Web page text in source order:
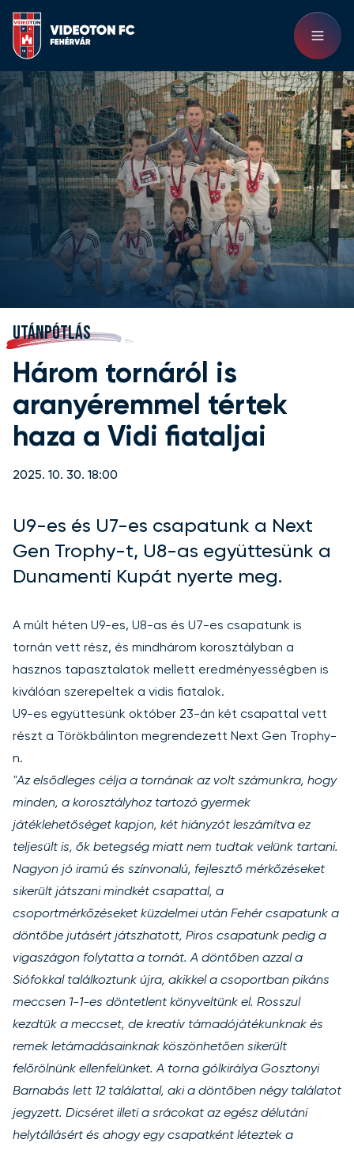
UTÁNPÓTLÁS
Három tornáról is
aranyéremmel tértek
haza a Vidi fiataljai
2025. 10. 30. 18:00
U9-es és U7-es csapatunk a Next
Gen Trophy-t, U8-as együttesünk a
Dunamenti Kupát nyerte meg.
A múlt héten U9-es, U8-as és U7-es csapatunk is
tornán vett rész, és mindhárom korosztályban a
hasznos tapasztalatok mellett eredményességben is
kiválóan szerepeltek a vidis fiatalok.
U9-es együttesünk október 23-án két csapattal vett
részt a Törökbálinton megrendezett Next Gen Trophy-
n.
"Az elsődleges célja a tornának az volt számunkra, hogy
minden, a korosztályhoz tartozó gyermek
játéklehetőséget kapjon, két hiányzót leszámítva ez
teljesült is, ők betegség miatt nem tudtak velünk tartani.
Nagyon jó iramú és színvonalú, fejlesztő mérkőzéseket
sikerült játszani mindkét csapattal, a
csoportmérkőzéseket küzdelmei után Fehér csapatunk a
döntőbe jutásért játszhatott, Piros csapatunk pedig a
vigaszágon folytatta a tornát. A döntőben azzal a
Siófokkal találkoztunk újra, akikkel a csoportban pikáns
meccsen 1-1-es döntetlent könyveltünk el. Rosszul
kezdtük a meccset, de kreatív támadójátékunknak és
remek letámadásainknak köszönhetően sikerült
felőrölnünk ellenfelünket. A torna gólkirálya Gosztonyi
Barnabás lett 12 találattal, aki a döntőben négy találatot
jegyzett. Dicséret illeti a srácokat az egész délutáni
helytállásért és ahogy egy csapatként léteztek a